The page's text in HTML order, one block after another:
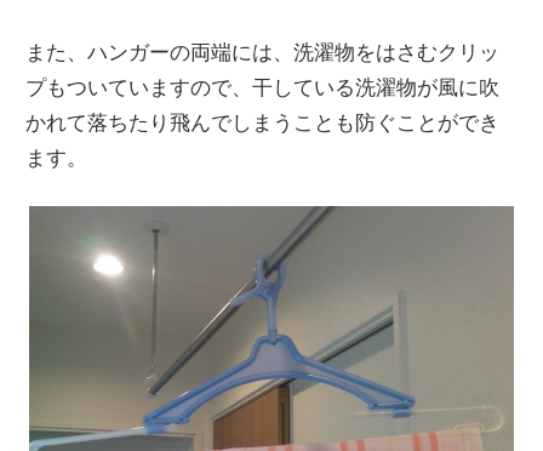
また、ハンガーの両端には、洗濯物をはさむクリッ
プもついていますので、干している洗濯物が風に吹
かれて落ちたり飛んでしまうことも防ぐことができ
ます。